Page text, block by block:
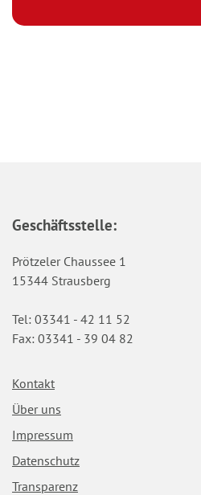
Geschäftsstelle:
Prötzeler Chaussee 1
15344 Strausberg
Tel: 03341 - 42 11 52
Fax: 03341 - 39 04 82
Navigation
überspringen
Kontakt
Über uns
Impressum
Datenschutz
Transparenz